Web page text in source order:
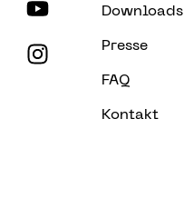
Downloads
Presse
FAQ
Kontakt